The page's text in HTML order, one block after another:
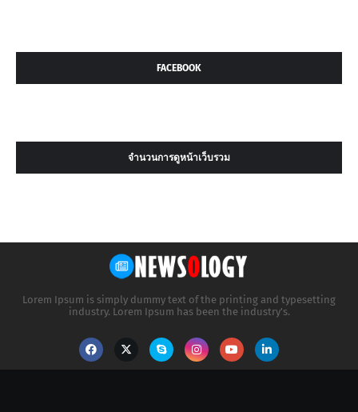
FACEBOOK
จำนวนการดูหน้าเว็บรวม
Lorem Ipsum is simply dummy text of the printing and typesetting
industry. Lorem Ipsum has been the industry's.